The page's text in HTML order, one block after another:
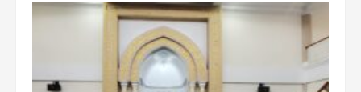
:
Sinergi
Menggapai
Harapan
Menuai
Masa
Depan
Gemilang